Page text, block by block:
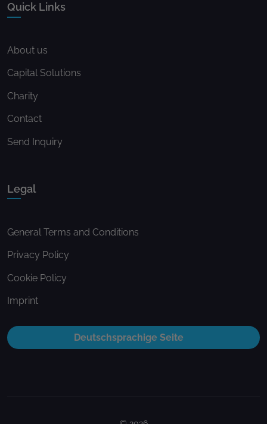
Quick Links
About us
Capital Solutions
Charity
Contact
Send Inquiry
Legal
General Terms and Conditions
Privacy Policy
Cookie Policy
Imprint
Deutschsprachige Seite